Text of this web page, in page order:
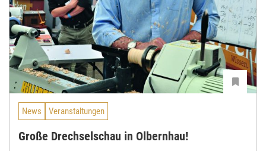
News Veranstaltungen
Große Drechselschau in Olbernhau!